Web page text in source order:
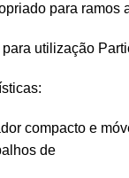
para ramos
para utilização
compacto e
de